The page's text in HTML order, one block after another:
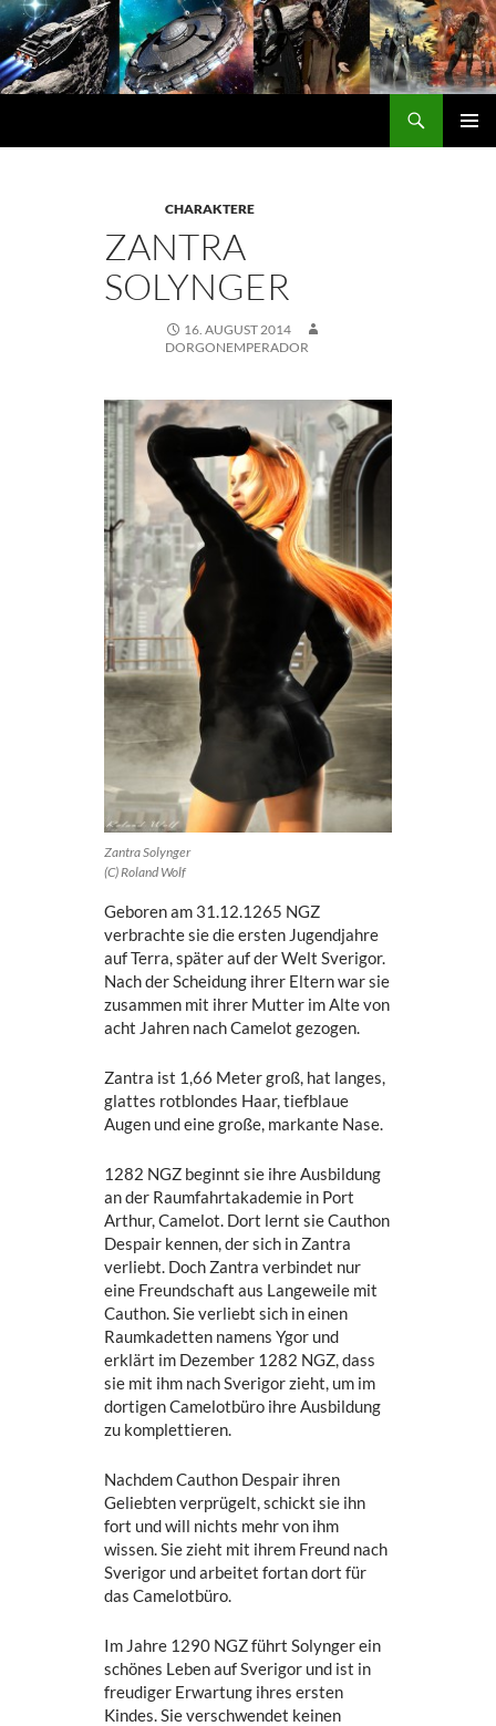
Zum
Inhalt
springen
CHARAKTERE
ZANTRA
SOLYNGER
16. AUGUST 2014
DORGONEMPERADOR
Zantra Solynger
(C) Roland Wolf
Geboren am 31.12.1265 NGZ
verbrachte sie die ersten Jugendjahre
auf Terra, später auf der Welt Sverigor.
Nach der Scheidung ihrer Eltern war sie
zusammen mit ihrer Mutter im Alte von
acht Jahren nach Camelot gezogen.
Zantra ist 1,66 Meter groß, hat langes,
glattes rotblondes Haar, tiefblaue
Augen und eine große, markante Nase.
1282 NGZ beginnt sie ihre Ausbildung
an der Raumfahrtakademie in Port
Arthur, Camelot. Dort lernt sie Cauthon
Despair kennen, der sich in Zantra
verliebt. Doch Zantra verbindet nur
eine Freundschaft aus Langeweile mit
Cauthon. Sie verliebt sich in einen
Raumkadetten namens Ygor und
erklärt im Dezember 1282 NGZ, dass
sie mit ihm nach Sverigor zieht, um im
dortigen Camelotbüro ihre Ausbildung
zu komplettieren.
Nachdem Cauthon Despair ihren
Geliebten verprügelt, schickt sie ihn
fort und will nichts mehr von ihm
wissen. Sie zieht mit ihrem Freund nach
Sverigor und arbeitet fortan dort für
das Camelotbüro.
Im Jahre 1290 NGZ führt Solynger ein
schönes Leben auf Sverigor und ist in
freudiger Erwartung ihres ersten
Kindes. Sie verschwendet keinen